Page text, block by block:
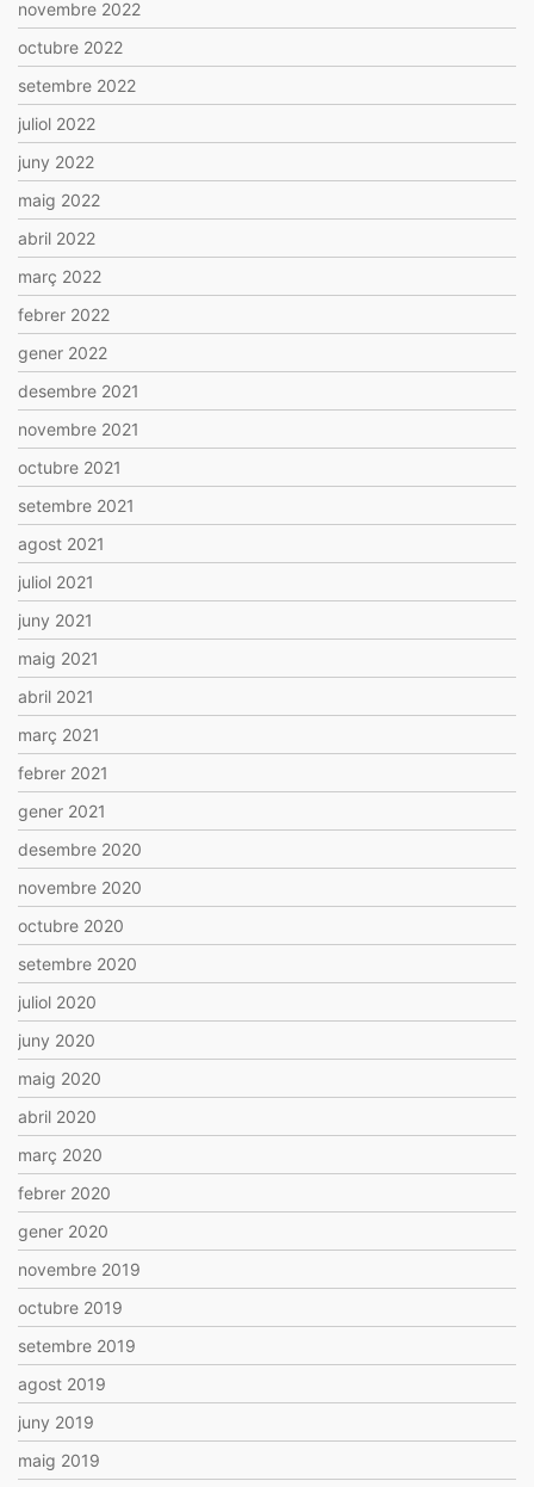
novembre 2022
octubre 2022
setembre 2022
juliol 2022
juny 2022
maig 2022
abril 2022
març 2022
febrer 2022
gener 2022
desembre 2021
novembre 2021
octubre 2021
setembre 2021
agost 2021
juliol 2021
juny 2021
maig 2021
abril 2021
març 2021
febrer 2021
gener 2021
desembre 2020
novembre 2020
octubre 2020
setembre 2020
juliol 2020
juny 2020
maig 2020
abril 2020
març 2020
febrer 2020
gener 2020
novembre 2019
octubre 2019
setembre 2019
agost 2019
juny 2019
maig 2019